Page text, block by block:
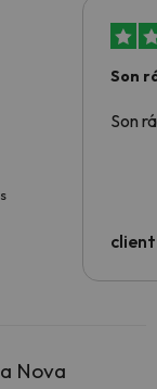
Son
Son
Nova